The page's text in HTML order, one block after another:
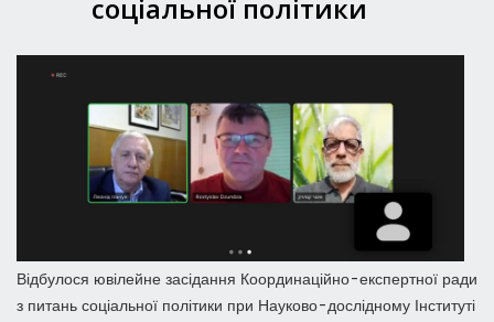
соціальної політики
Відбулося ювілейне засідання Координаційно-експертної ради
з питань соціальної політики при Науково-дослідному Інституті